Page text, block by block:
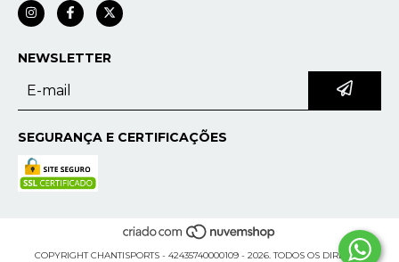
NEWSLETTER
SEGURANÇA E CERTIFICAÇÕES
COPYRIGHT CHANTISPORTS - 42435740000109 - 2026. TODOS OS DIREITOS